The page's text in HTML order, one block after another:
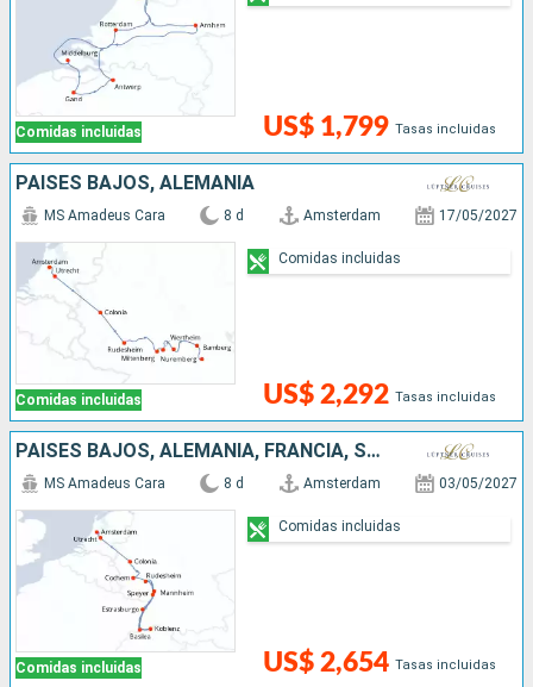
Comidas incluidas US$ 1,799 Tasas incluidas
PAISES BAJOS, ALEMANIA
Comidas incluidas
MS Amadeus Cara 8 d Amsterdam 17/05/2027
US$ 2,292 Tasas incluidas
Comidas incluidas
PAISES BAJOS, ALEMANIA, FRANCIA, SUIZA
Comidas incluidas
MS Amadeus Cara 8 d Amsterdam 03/05/2027
US$ 2,654 Tasas incluidas
Comidas incluidas